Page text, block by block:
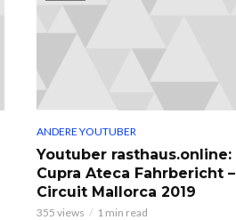
ANDERE YOUTUBER
Youtuber rasthaus.online:
Cupra Ateca Fahrbericht –
Circuit Mallorca 2019
355 views 1 min read